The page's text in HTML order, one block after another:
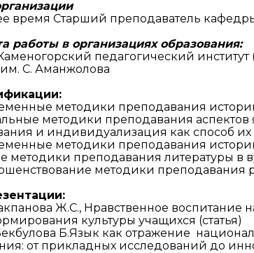
Президента КАСУ
Институциональных исследований КАСУ
и контакты
«Поколение будущего: лидеры XXI
Для иностранных студентов
Заявка на поступление
время Старший преподаватель
работы в организациях образования:
педагогический институт
С. Аманжолова
методики преподавания
методики преподавания
и индивидуализация как способ
методики преподавания
методики преподавания литературы в
методики преподавания
Ж.С., Нравственное воспитание
культуры учащихся
Б.Язык как отражение
от прикладных исследований до